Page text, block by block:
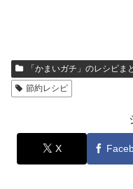
「かまいガチ」のレシピま
節約レシピ
X